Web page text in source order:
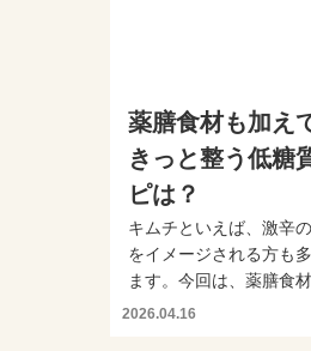
薬膳食材も加え
きっと整う低糖
ピは？
キムチといえば、激辛
をイメージされる方も
ます。今回は、薬膳食
い水キムチのレシピをご
2026.04.16